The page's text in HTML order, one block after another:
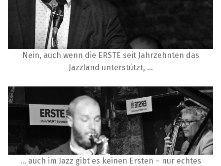
Nein, auch wenn die ERSTE seit Jahrzehnten das
Jazzland unterstützt, …
… auch im Jazz gibt es keinen Ersten – nur echtes